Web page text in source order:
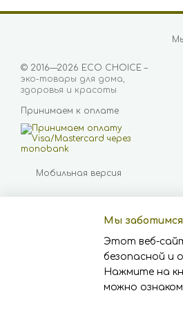
© 2016—2026 ECO CHOICE –
эко-товары для дома,
здоровья и красоты
Принимаем к оплате
Мобильная версия
Online store built with
Мы
Этот веб-
безопасной и
Нажмите на
можно